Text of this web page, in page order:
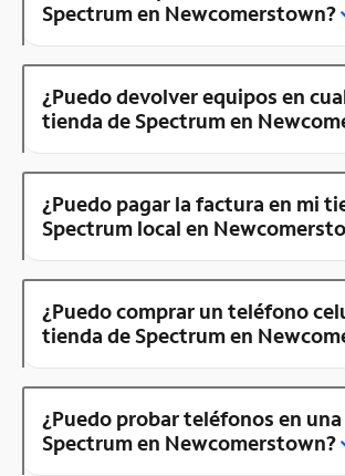
Spectrum en Newcomerstown?
¿Puedo devolver equipos en
tienda de Spectrum en
¿Puedo pagar la factura en mi
Spectrum local en
¿Puedo comprar un teléfono
tienda de Spectrum en
¿Puedo probar teléfonos en
Spectrum en Newcomerstown?